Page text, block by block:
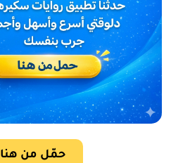
حمّل من هنا